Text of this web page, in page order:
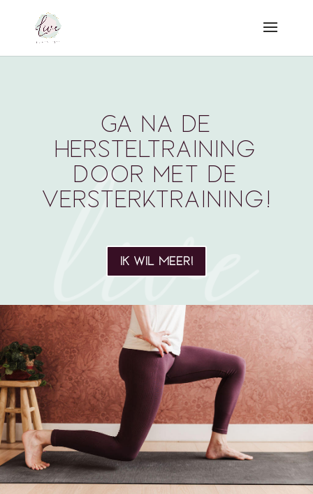
Ga na de
Hersteltraining
door met de
Versterktraining!
IK WIL MEER!